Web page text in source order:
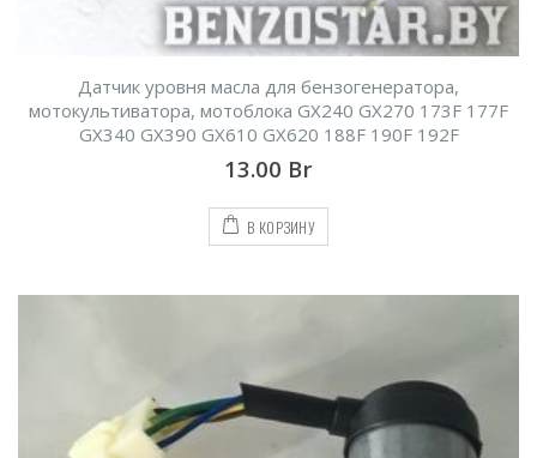
Датчик уровня масла для бензогенератора,
мотокультиватора, мотоблока GX240 GX270 173F 177F
GX340 GX390 GX610 GX620 188F 190F 192F
13.00 Br
В КОРЗИНУ